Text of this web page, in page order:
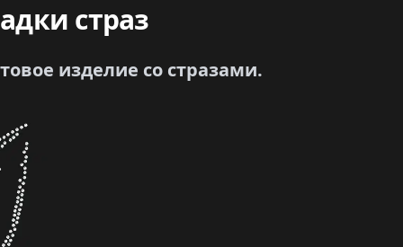
страз
изделие со стразами.